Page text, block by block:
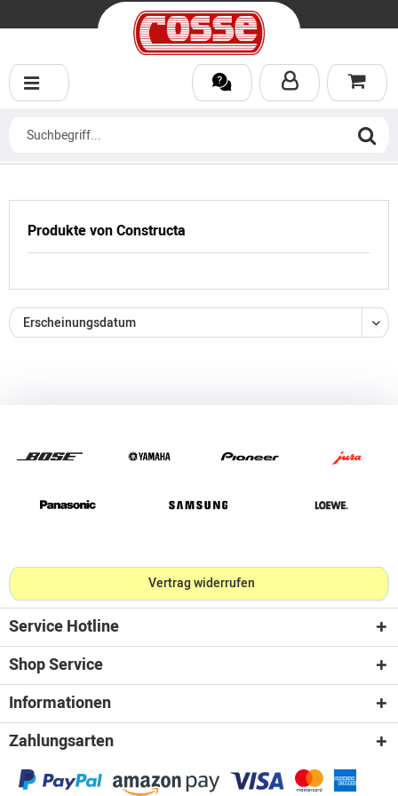
Produkte von Constructa
Vertrag widerrufen
Service Hotline
Shop Service
Informationen
Zahlungsarten